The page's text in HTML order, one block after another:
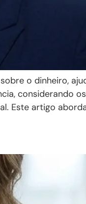
o dinheiro,
considerando
Este artigo